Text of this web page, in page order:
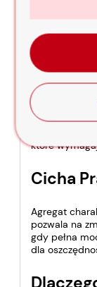
obsłudze
Lepszej
F4001 iS
tradycyjne
które
Cicha
Agregat
pozwala na
gdy pełna
dla